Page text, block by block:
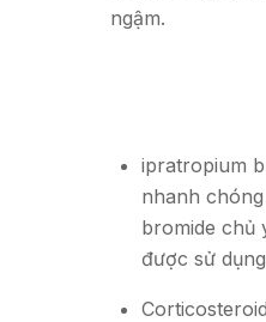
ngậm.
ipratropium
nhanh
bromide chủ
được sử